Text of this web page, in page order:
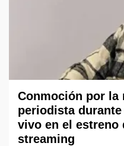
Conmoción por la
periodista
vivo en el estreno
streaming